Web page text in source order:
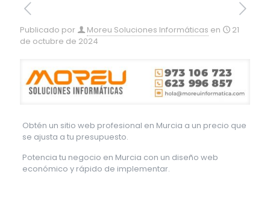
Publicado por Moreu Soluciones Informáticas en
21
de octubre de 2024
Obtén un sitio web profesional en Murcia a un precio que
se ajusta a tu presupuesto.
Potencia tu negocio en Murcia con un diseño web
económico y rápido de implementar.